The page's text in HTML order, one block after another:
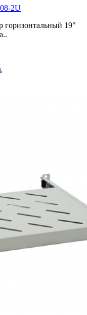
2U
горизонтальный 19"